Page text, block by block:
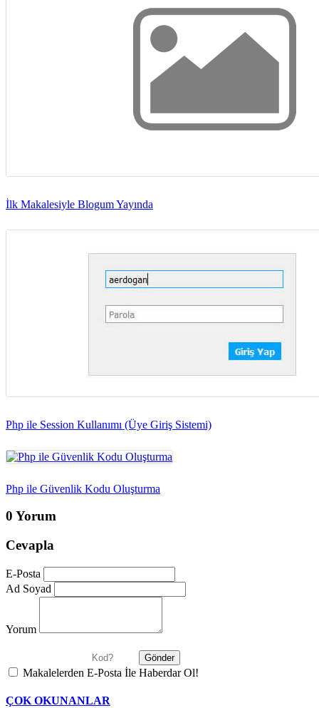
İlk Makalesiyle Blogum Yayında
Php ile Session Kullanımı (Üye Giriş Sistemi)
Php ile Güvenlik Kodu Oluşturma
0 Yorum
Cevapla
E-Posta
Ad Soyad
Yorum
Makalelerden E-Posta İle Haberdar Ol!
ÇOK OKUNANLAR